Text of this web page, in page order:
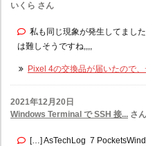
いくら さん
私も同じ現象が発生してまし
は難しそうですね,,,,
Pixel 4の交換品が届いたので
2021年12月20日
Windows Terminal で SSH 接... さん
[…] AsTechLog 7